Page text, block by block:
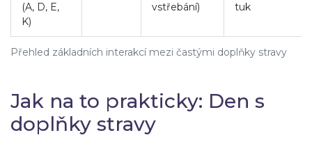
Přehled základních interakcí mezi častými doplňky stravy
(A, D, E,
K)
vstřebání)
tuk
Jak na to prakticky: Den s
doplňky stravy